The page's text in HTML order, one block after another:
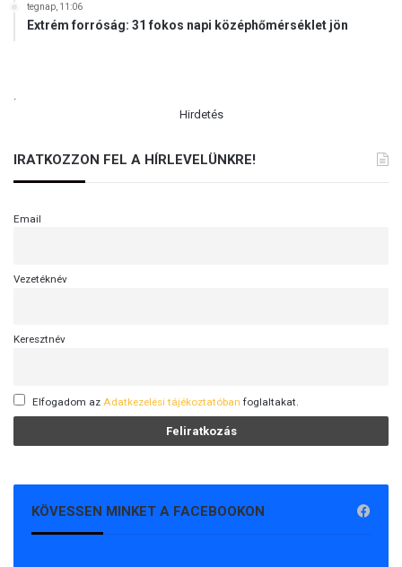
tegnap, 11:06
Extrém forróság: 31 fokos napi középhőmérséklet jön
Hirdetés
IRATKOZZON FEL A HÍRLEVELÜNKRE!
Email
Vezetéknév
Keresztnév
Elfogadom az Adatkezelési tájékoztatóban foglaltakat.
KÖVESSEN MINKET A FACEBOOKON